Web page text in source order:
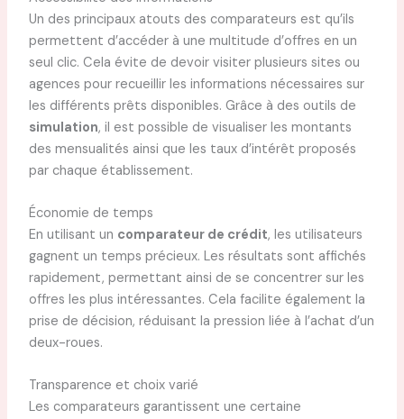
Un des principaux atouts des comparateurs est qu’ils
permettent d’accéder à une multitude d’offres en un
seul clic. Cela évite de devoir visiter plusieurs sites ou
agences pour recueillir les informations nécessaires sur
les différents prêts disponibles. Grâce à des outils de
simulation, il est possible de visualiser les montants
des mensualités ainsi que les taux d’intérêt proposés
par chaque établissement.
Économie de temps
En utilisant un comparateur de crédit, les utilisateurs
gagnent un temps précieux. Les résultats sont affichés
rapidement, permettant ainsi de se concentrer sur les
offres les plus intéressantes. Cela facilite également la
prise de décision, réduisant la pression liée à l’achat d’un
deux-roues.
Transparence et choix varié
Les comparateurs garantissent une certaine